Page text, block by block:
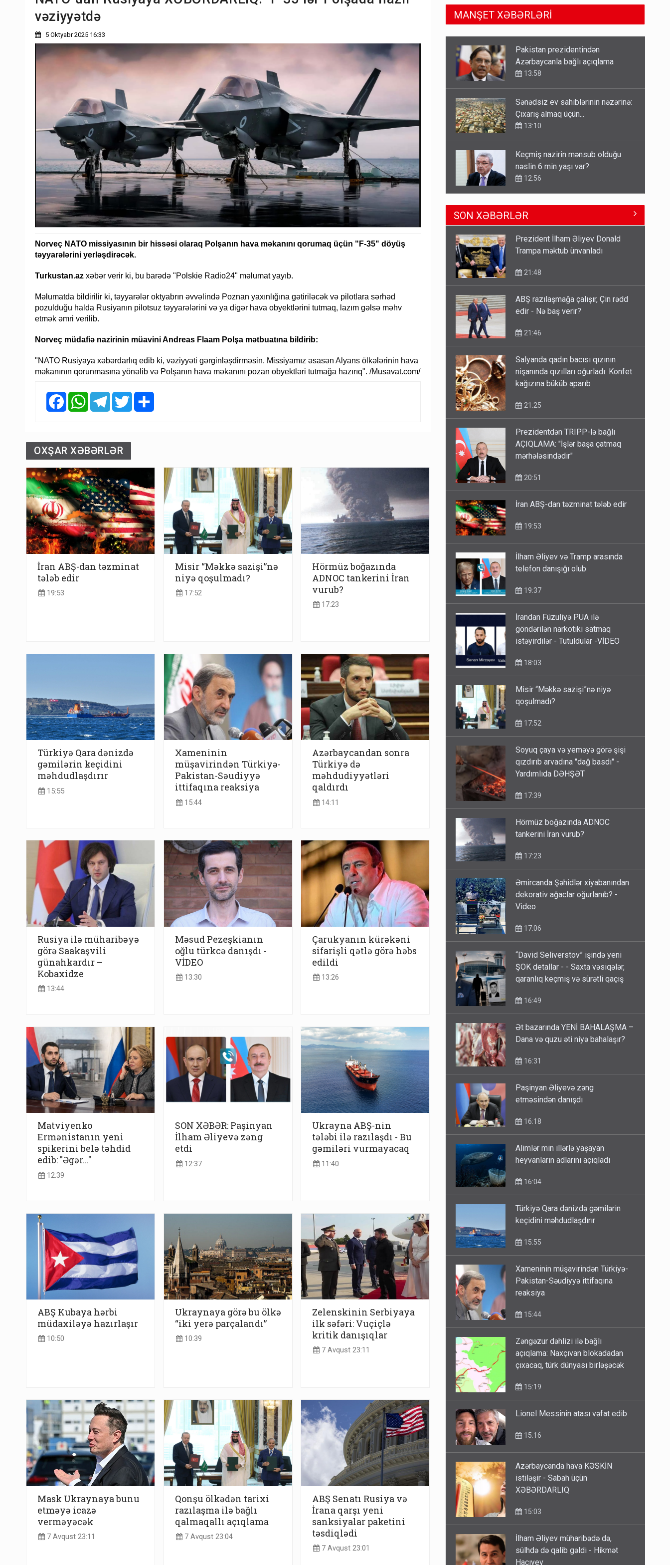
vəziyyətdə
5 Oktyabr 2025 16:33
Norveç NATO missiyasının bir hissəsi olaraq Polşanın hava məkanını qorumaq üçün "F-35" döyüş
təyyarələrini yerləşdirəcək.
Turkustan.az xəbər verir ki, bu barədə "Polskie Radio24" məlumat yayıb.
Məlumatda bildirilir ki, təyyarələr oktyabrın əvvəlində Poznan yaxınlığına gətiriləcək və pilotlara sərhəd
pozulduğu halda Rusiyanın pilotsuz təyyarələrini və ya digər hava obyektlərini tutmaq, lazım gəlsə məhv
etmək əmri verilib.
Norveç müdafiə nazirinin müavini Andreas Flaam Polşa mətbuatına bildirib:
"NATO Rusiyaya xəbərdarlıq edib ki, vəziyyəti gərginləşdirməsin. Missiyamız əsasən Alyans ölkələrinin hava
məkanının qorunmasına yönəlib və Polşanın hava məkanını pozan obyektləri tutmağa hazırıq". /Musavat.com/
FacebookWhatsAppTelegramTwitter
OXŞAR XƏBƏRLƏR
İran ABŞ-dan təzminat
tələb edir
19:53
Misir “Məkkə sazişi”nə
niyə qoşulmadı?
17:52
Hörmüz boğazında
ADNOC tankerini İran
vurub?
17:23
Türkiyə Qara dənizdə
gəmilərin keçidini
məhdudlaşdırır
15:55
Xameninin
müşavirindən Türkiyə-
Pakistan-Səudiyyə
ittifaqına reaksiya
15:44
Azərbaycandan sonra
Türkiyə də
məhdudiyyətləri
qaldırdı
14:11
Rusiya ilə müharibəyə
görə Saakaşvili
günahkardır –
Kobaxidze
13:44
Məsud Pezeşkianın
oğlu türkcə danışdı -
VİDEO
13:30
Çarukyanın kürəkəni
sifarişli qətlə görə həbs
edildi
13:26
Matviyenko
Ermənistanın yeni
spikerini belə təhdid
edib: "Əgər..."
12:39
SON XƏBƏR: Paşinyan
İlham Əliyevə zəng
etdi
12:37
Ukrayna ABŞ-nin
tələbi ilə razılaşdı - Bu
gəmiləri vurmayacaq
11:40
ABŞ Kubaya hərbi
müdaxiləyə hazırlaşır
10:50
Ukraynaya görə bu ölkə
“iki yerə parçalandı”
10:39
Zelenskinin Serbiyaya
ilk səfəri: Vuçiçlə
kritik danışıqlar
7 Avqust 23:11
Mask Ukraynaya bunu
etməyə icazə
verməyəcək
7 Avqust 23:11
Qonşu ölkədən tarixi
razılaşma ilə bağlı
qalmaqallı açıqlama
7 Avqust 23:04
ABŞ Senatı Rusiya və
İrana qarşı yeni
sanksiyalar paketini
təsdiqlədi
7 Avqust 23:01
MANŞET XƏBƏRLƏRİ
Sənədsiz ev sahiblərinin nəzərinə:
Çıxarış almaq üçün...
13:10
Keçmiş nazirin mənsub olduğu
nəslin 6 min yaşı var?
12:56
Britaniya Səfirliyi Vaşinqton
razılaşmasının ildönümü ilə bağlı
bəyanat yaydı
Paşinyan Əliyevə zəng
etməsindən danışdı
16:18
İlham Əliyev müharibədə də,
15:02
Pakistan prezidentindən
13:58
SON XƏBƏRLƏR
Prezident İlham Əliyev Donald
ABŞ razılaşmağa çalışır, Çin rədd
Salyanda qadın bacısı qızının
nişanında qızılları oğurladı: Konfet
Prezidentdən TRIPP-lə bağlı
AÇIQLAMA: "İşlər başa çatmaq
İlham Əliyev və Tramp arasında
İrandan Füzuliyə PUA ilə
göndərilən narkotiki satmaq
Misir “Məkkə sazişi”nə niyə
Soyuq çaya və yeməyə görə şişi
qızdırıb arvadına "dağ basdı" -
Hörmüz boğazında ADNOC
Əmircanda Şəhidlər xiyabanından
dekorativ ağaclar oğurlanıb? -
“David Seliverstov” işində yeni
ŞOK detallar - - Saxta vəsiqələr,
Ət bazarında YENİ BAHALAŞMA –
Paşinyan Əliyevə zəng
Alimlər min illərlə yaşayan
Türkiyə Qara dənizdə gəmilərin
Xameninin müşavirindən Türkiyə-
Pakistan-Səudiyyə ittifaqına
Zəngəzur dəhlizi ilə bağlı
açıqlama: Naxçıvan blokadadan
Azərbaycanda hava KƏSKİN
istiləşir - Sabah üçün
İlham Əliyev müharibədə də,
sülhdə də qalib gəldi - Hikmət